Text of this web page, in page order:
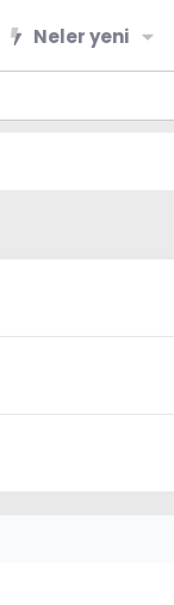
Neler yeni